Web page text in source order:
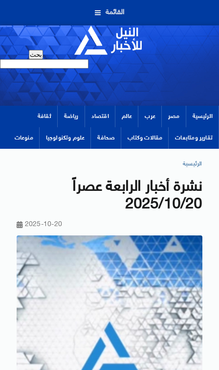
القائمة
الرئيسية مصر عرب عالم اقتصاد رياضة ثقافة
تقارير ومتابعات مقالات وكتاب صحافة علوم وتكنولوجيا منوعات
الرئيسية
نشرة أخبار الرابعة عصراً
2025/10/20
2025-10-20